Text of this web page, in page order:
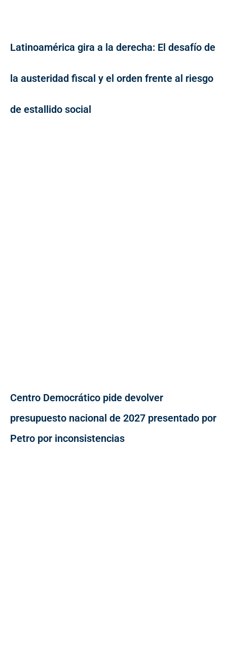
Latinoamérica gira a la derecha: El desafío de
la austeridad fiscal y el orden frente al riesgo
de estallido social
Centro Democrático pide devolver
presupuesto nacional de 2027 presentado por
Petro por inconsistencias